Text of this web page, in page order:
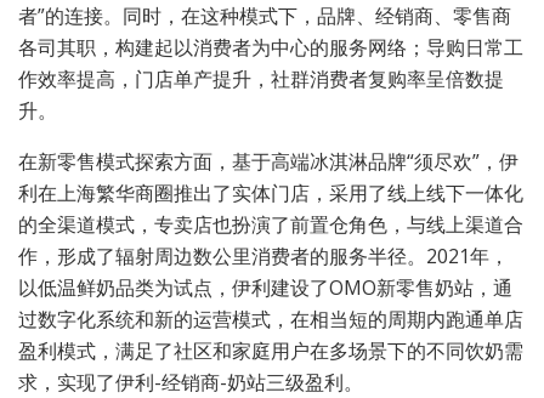
者”的连接。同时，在这种模式下，品牌、经销商、零售商
各司其职，构建起以消费者为中心的服务网络；导购日常工
作效率提高，门店单产提升，社群消费者复购率呈倍数提
升。
在新零售模式探索方面，基于高端冰淇淋品牌“须尽欢”，伊
利在上海繁华商圈推出了实体门店，采用了线上线下一体化
的全渠道模式，专卖店也扮演了前置仓角色，与线上渠道合
作，形成了辐射周边数公里消费者的服务半径。2021年，
以低温鲜奶品类为试点，伊利建设了OMO新零售奶站，通
过数字化系统和新的运营模式，在相当短的周期内跑通单店
盈利模式，满足了社区和家庭用户在多场景下的不同饮奶需
求，实现了伊利-经销商-奶站三级盈利。